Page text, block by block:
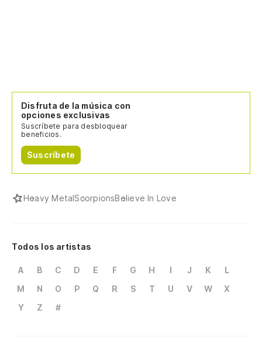
Disfruta de la música con
opciones exclusivas
Suscríbete para desbloquear
beneficios.
Suscríbete
Heavy MetalScorpionsBelieve In Love
Todos los artistas
A B C D E F G H I J K
L
M
N O P Q R S T U V W
X
Y
Z #